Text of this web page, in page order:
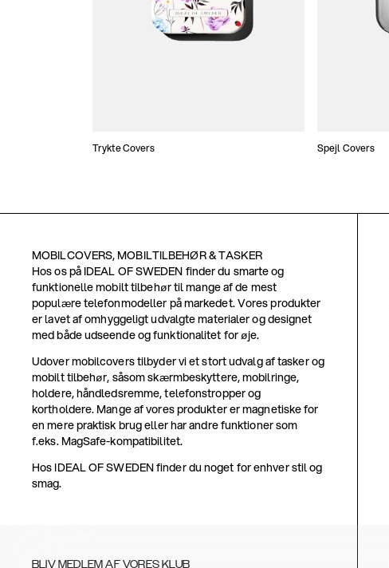
Trykte Covers Spejl Covers
MOBILCOVERS, MOBILTILBEHØR & TASKER
Hos os på IDEAL OF SWEDEN finder du smarte og
funktionelle mobilt tilbehør til mange af de mest
populære telefonmodeller på markedet. Vores produkter
er lavet af omhyggeligt udvalgte materialer og designet
med både udseende og funktionalitet for øje.
Udover mobilcovers tilbyder vi et stort udvalg af tasker og
mobilt tilbehør, såsom skærmbeskyttere, mobilringe,
holdere, håndledsremme, telefonstropper og
kortholdere. Mange af vores produkter er magnetiske for
en mere praktisk brug eller har andre funktioner som
f.eks. MagSafe-kompatibilitet.
Hos IDEAL OF SWEDEN finder du noget for enhver stil og
smag.
BLIV MEDLEM AF VORES KLUB